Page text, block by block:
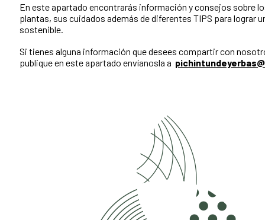
En este apartado encontrarás información y consejos sobre
plantas, sus cuidados además de diferentes TIPS para lograr
sostenible.
Si tienes alguna información que desees compartir con
publique en este apartado envíanosla a